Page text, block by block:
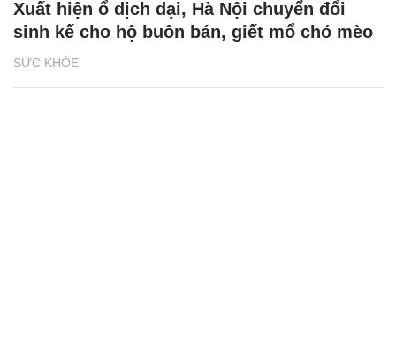
SỨC KHỎE
Xuất hiện ổ dịch dại, Hà Nội chuyển đổi
sinh kế cho hộ buôn bán, giết mổ chó mèo